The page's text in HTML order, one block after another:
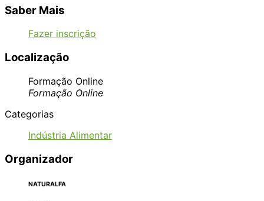
Saber Mais
Fazer inscrição
Localização
Formação Online
Formação Online
Categorias
Indústria Alimentar
Organizador
NATURALFA